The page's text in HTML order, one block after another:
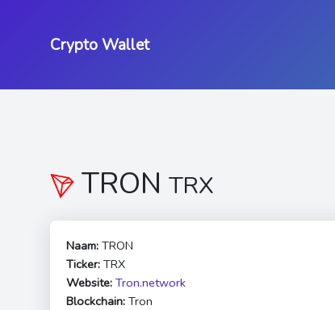
Crypto Wallet
TRON TRX
Naam: TRON
Ticker: TRX
Website: Tron.network
Blockchain: Tron